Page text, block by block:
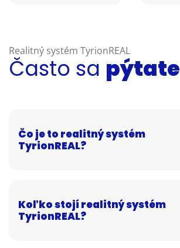
Realitný systém TyrionREAL
Často sa pýtate
Čo je to realitný systém
TyrionREAL?
Koľko stojí realitný systém
TyrionREAL?